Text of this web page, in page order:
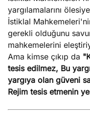
yargılamalarını
İstiklal
gerekli olduğunu
mahkemelerini
Ama kimse çıkıp da
tesis edilmez, Bu
yargıya olan güveni
Rejim tesis etmenin